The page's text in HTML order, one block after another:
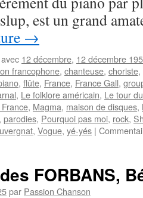
est un grand
→
12 décembre, 12 décembre
francophone, chanteuse, choriste,
, flûte, France, France Gall,
, Le folklore américain, Le tour
, Magma, maison de disques,
, parodies, Pourquoi pas moi, rock,
, Vogue, yé-yés |
FORBANS,
par Passion Chanson